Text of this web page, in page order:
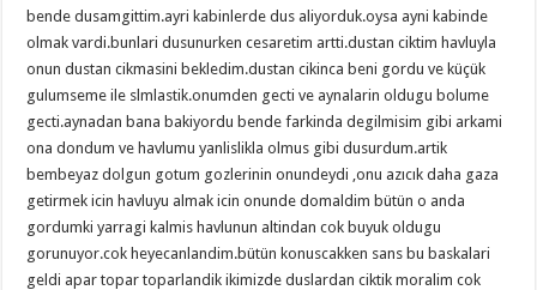
bende dusamgittim.ayri kabinlerde dus aliyorduk.oysa ayni kabinde
olmak vardi.bunlari dusunurken cesaretim artti.dustan ciktim havluyla
onun dustan cikmasini bekledim.dustan cikinca beni gordu ve küçük
gulumseme ile slmlastik.onumden gecti ve aynalarin oldugu bolume
gecti.aynadan bana bakiyordu bende farkinda degilmisim gibi arkami
ona dondum ve havlumu yanlislikla olmus gibi dusurdum.artik
bembeyaz dolgun gotum gozlerinin onundeydi ,onu azıcık daha gaza
getirmek icin havluyu almak icin onunde domaldim bütün o anda
gordumki yarragi kalmis havlunun altindan cok buyuk oldugu
gorunuyor.cok heyecanlandim.bütün konuscakken sans bu baskalari
geldi apar topar toparlandik ikimizde duslardan ciktik moralim cok